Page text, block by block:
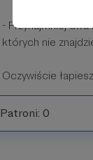
- Przynajmniej
których nie
Oczywiście
Patroni: 0